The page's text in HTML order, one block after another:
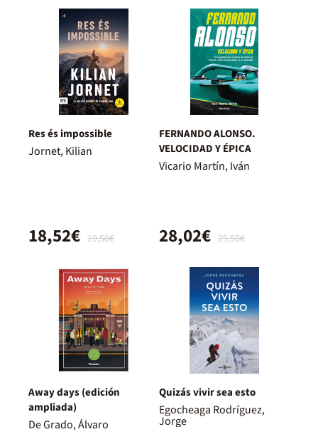
Res és impossible
Jornet, Kilian
19,50€
18,52€
FERNANDO ALONSO.
VELOCIDAD Y ÉPICA
Vicario Martín, Iván
29,50€
28,02€
Away days (edición
ampliada)
De Grado, Álvaro
Quizás vivir sea esto
Egocheaga Rodríguez,
Jorge